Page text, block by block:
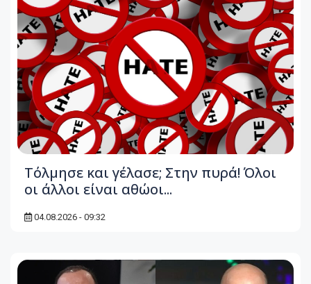
Τόλμησε και γέλασε; Στην πυρά! Όλοι
οι άλλοι είναι αθώοι...
04.08.2026 - 09:32